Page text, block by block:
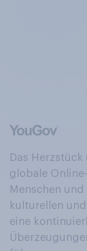
Das
globale
Menschen
kulturellen
eine